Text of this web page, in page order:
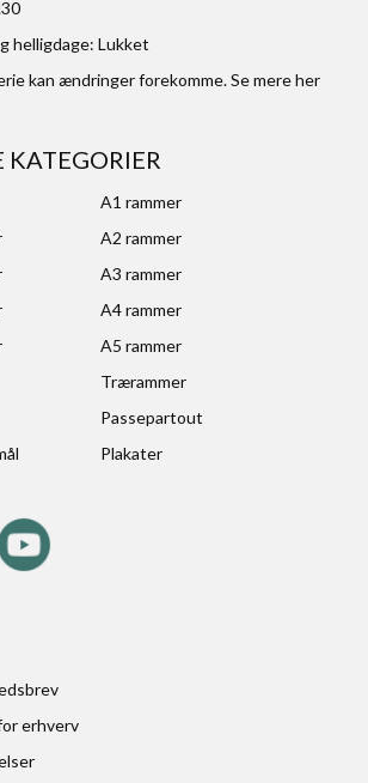
helligdage: Lukket
kan ændringer forekomme. Se mereher
A1 rammer
A2 rammer
A3 rammer
A4 rammer
A5 rammer
Trærammer
Passepartout
Plakater
erhverv